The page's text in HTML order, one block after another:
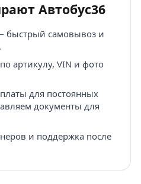
Автобус36
быстрый самовывоз и
артикулу, VIN и фото
для постоянных
документы для
и поддержка после